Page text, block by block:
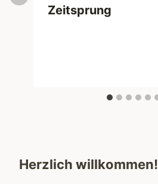
Zeitsprung
Herzlich willkommen!